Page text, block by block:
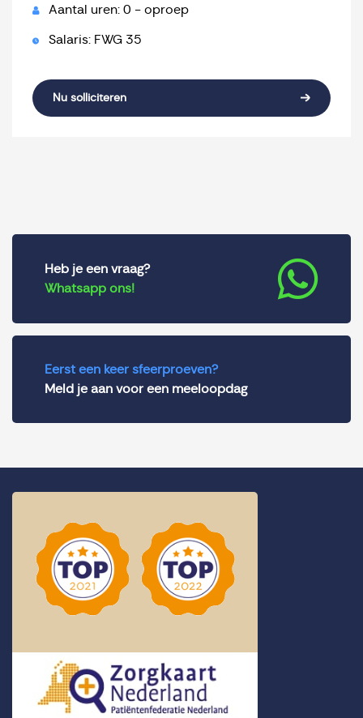
Aantal uren: 0 - oproep
Salaris: FWG 35
Nu solliciteren
Heb je een vraag?
Whatsapp ons!
Eerst een keer sfeerproeven?
Meld je aan voor een meeloopdag